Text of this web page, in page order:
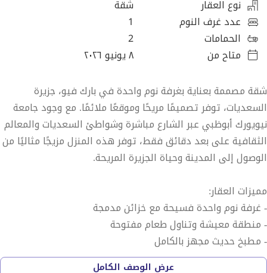
نوع العقار
شقة
عدد غرف النوم
1
الحمامات
2
متاح من
٨ يونيو ٢٠٢٦
شقة مصممة بعناية بغرفة نوم واحدة في بارك فيو، جزيرة
السعديات، توفر تصميمًا مريحًا وموقعًا ملائمًا. مع وجود جامعة
نيويورك أبوظبي عبر الشارع مباشرة وشواطئ السعديات والمعالم
الثقافية على بعد دقائق فقط، توفر هذه المنزل مزيجًا مثاليًا من
الوصول إلى المدينة وحياة الجزيرة المريحة.
مميزات العقار:
- غرفة نوم واحدة فسيحة مع خزائن مدمجة
- منطقة معيشة وتناول طعام مفتوحة
- مطبخ حديث مجهز بالكامل
- مفروشة بالكامل بأثاث فاخر
عرض الوصف الكامل